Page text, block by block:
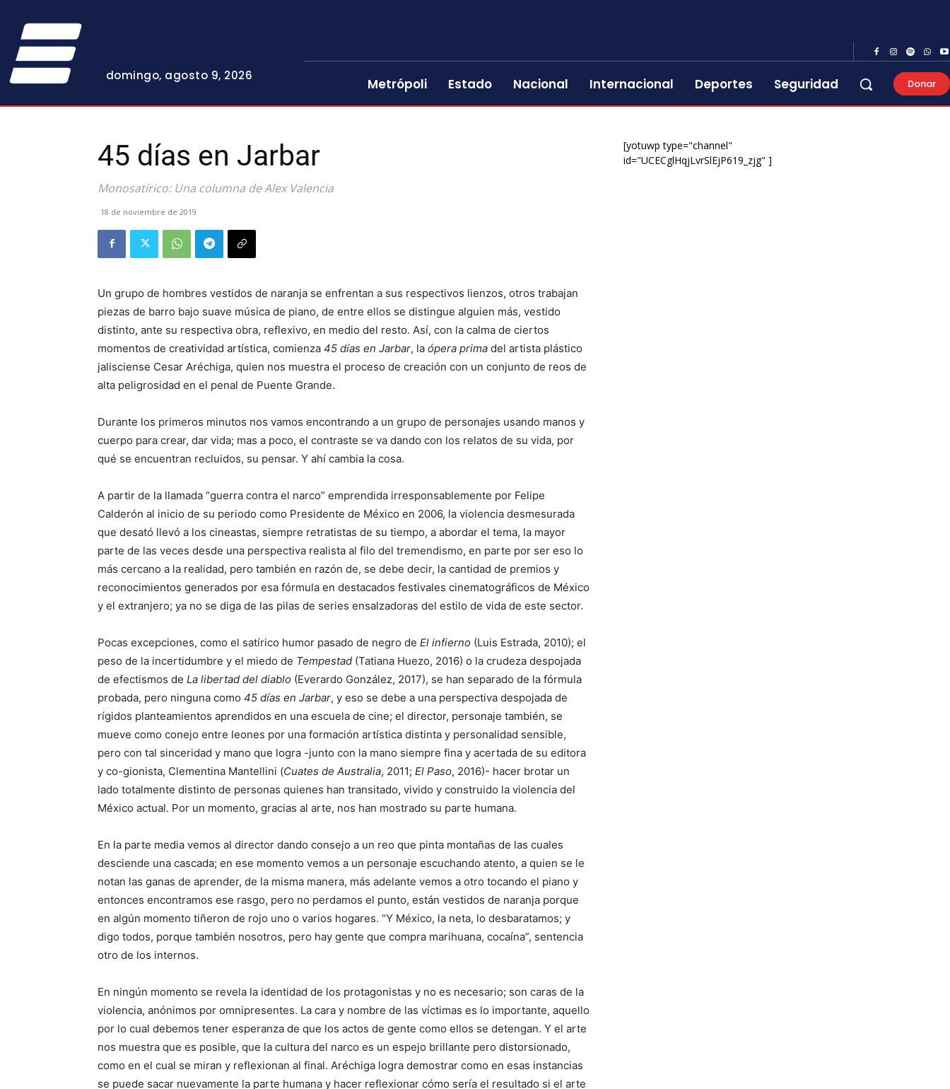
domingo, agosto 9, 2026
Metrópoli Estado Nacional Internacional Deportes Seguridad Donar
45 días en Jarbar
Monosatírico: Una columna de Alex Valencia
18 de noviembre de 2019
Un grupo de hombres vestidos de naranja se enfrentan a sus respectivos lienzos, otros trabajan
piezas de barro bajo suave música de piano, de entre ellos se distingue alguien más, vestido
distinto, ante su respectiva obra, reflexivo, en medio del resto. Así, con la calma de ciertos
momentos de creatividad artística, comienza 45 días en Jarbar, la ópera prima del artista plástico
jalisciense Cesar Aréchiga, quien nos muestra el proceso de creación con un conjunto de reos de
alta peligrosidad en el penal de Puente Grande.
Durante los primeros minutos nos vamos encontrando a un grupo de personajes usando manos y
cuerpo para crear, dar vida; mas a poco, el contraste se va dando con los relatos de su vida, por
qué se encuentran recluidos, su pensar. Y ahí cambia la cosa.
A partir de la llamada “guerra contra el narco” emprendida irresponsablemente por Felipe
Calderón al inicio de su periodo como Presidente de México en 2006, la violencia desmesurada
que desató llevó a los cineastas, siempre retratistas de su tiempo, a abordar el tema, la mayor
parte de las veces desde una perspectiva realista al filo del tremendismo, en parte por ser eso lo
más cercano a la realidad, pero también en razón de, se debe decir, la cantidad de premios y
reconocimientos generados por esa fórmula en destacados festivales cinematográficos de México
y el extranjero; ya no se diga de las pilas de series ensalzadoras del estilo de vida de este sector.
Pocas excepciones, como el satírico humor pasado de negro de El infierno (Luis Estrada, 2010); el
peso de la incertidumbre y el miedo de Tempestad (Tatiana Huezo, 2016) o la crudeza despojada
de efectismos de La libertad del diablo (Everardo González, 2017), se han separado de la fórmula
probada, pero ninguna como 45 días en Jarbar, y eso se debe a una perspectiva despojada de
rígidos planteamientos aprendidos en una escuela de cine; el director, personaje también, se
mueve como conejo entre leones por una formación artística distinta y personalidad sensible,
pero con tal sinceridad y mano que logra -junto con la mano siempre fina y acertada de su editora
y co-gionista, Clementina Mantellini (Cuates de Australia, 2011; El Paso, 2016)- hacer brotar un
lado totalmente distinto de personas quienes han transitado, vivido y construido la violencia del
México actual. Por un momento, gracias al arte, nos han mostrado su parte humana.
En la parte media vemos al director dando consejo a un reo que pinta montañas de las cuales
desciende una cascada; en ese momento vemos a un personaje escuchando atento, a quien se le
notan las ganas de aprender, de la misma manera, más adelante vemos a otro tocando el piano y
entonces encontramos ese rasgo, pero no perdamos el punto, están vestidos de naranja porque
en algún momento tiñeron de rojo uno o varios hogares. “Y México, la neta, lo desbaratamos; y
digo todos, porque también nosotros, pero hay gente que compra marihuana, cocaína”, sentencia
otro de los internos.
En ningún momento se revela la identidad de los protagonistas y no es necesario; son caras de la
violencia, anónimos por omnipresentes. La cara y nombre de las víctimas es lo importante, aquello
por lo cual debemos tener esperanza de que los actos de gente como ellos se detengan. Y el arte
nos muestra que es posible, que la cultura del narco es un espejo brillante pero distorsionado,
como en el cual se miran y reflexionan al final. Aréchiga logra demostrar como en esas instancias
se puede sacar nuevamente la parte humana y hacer reflexionar cómo sería el resultado si el arte
[yotuwp type="channel"
id="UCECglHqjLvrSlEjP619_zjg" ]